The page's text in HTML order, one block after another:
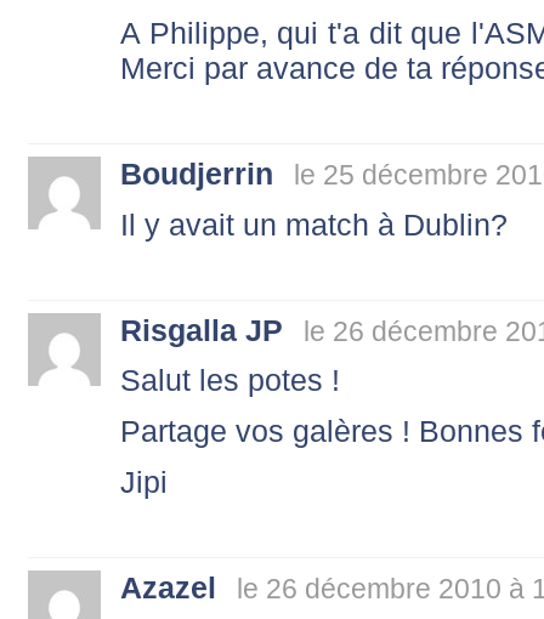
A Philippe, qui t'a dit que
Merci par avance de ta
Boudjerrin le 25 décembre
Il y avait un match à Dublin?
Risgalla JP le 26 décembre
Salut les potes !
Partage vos galères ! Bonnes
Jipi
Azazel le 26 décembre 2010 à